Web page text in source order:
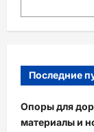
Последние
Опоры для
материалы и